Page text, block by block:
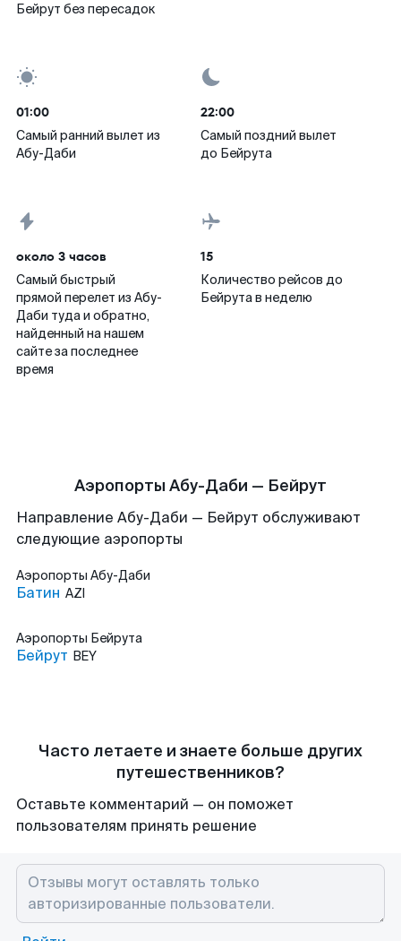
Бейрут без пересадок
01:00
Самый ранний вылет из
Абу-Даби
22:00
Самый поздний вылет
до Бейрута
около 3 часов
Самый быстрый
прямой перелет из Абу-
Даби туда и обратно,
найденный на нашем
сайте за последнее
время
15
Количество рейсов до
Бейрута в неделю
Аэропорты Абу-Даби — Бейрут
Направление Абу-Даби — Бейрут обслуживают
следующие аэропорты
Аэропорты Абу-Даби
Батин AZI
Аэропорты Бейрута
Бейрут BEY
Часто летаете и знаете больше других
путешественников?
Оставьте комментарий — он поможет
пользователям принять решение